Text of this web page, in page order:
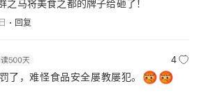
之马将美食之都的牌子给砸了！
回复
4
了，难怪食品安全屡教屡犯。